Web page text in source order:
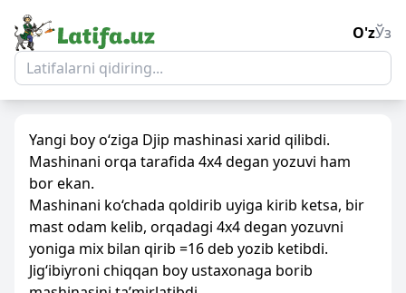
O'zЎз
Yangi boy o‘ziga Djip mashinasi xarid qilibdi.
Mashinani orqa tarafida 4x4 degan yozuvi ham
bor ekan.
Mashinani ko‘chada qoldirib uyiga kirib ketsa, bir
mast odam kelib, orqadagi 4x4 degan yozuvni
yoniga mix bilan qirib =16 deb yozib ketibdi.
Jig‘ibiyroni chiqqan boy ustaxonaga borib